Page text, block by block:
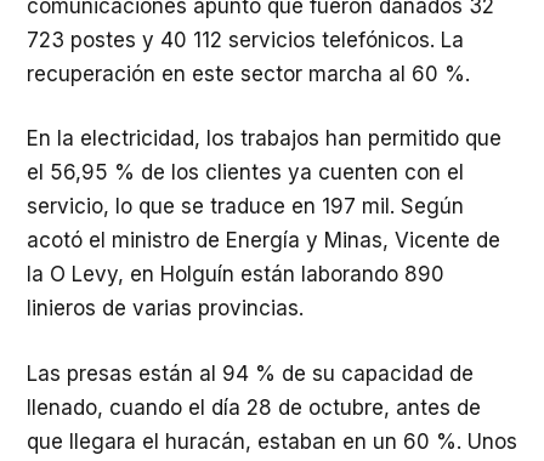
comunicaciones apuntó que fueron dañados 32
723 postes y 40 112 servicios telefónicos. La
recuperación en este sector marcha al 60 %.
En la electricidad, los trabajos han permitido que
el 56,95 % de los clientes ya cuenten con el
servicio, lo que se traduce en 197 mil. Según
acotó el ministro de Energía y Minas, Vicente de
la O Levy, en Holguín están laborando 890
linieros de varias provincias.
Las presas están al 94 % de su capacidad de
llenado, cuando el día 28 de octubre, antes de
que llegara el huracán, estaban en un 60 %. Unos